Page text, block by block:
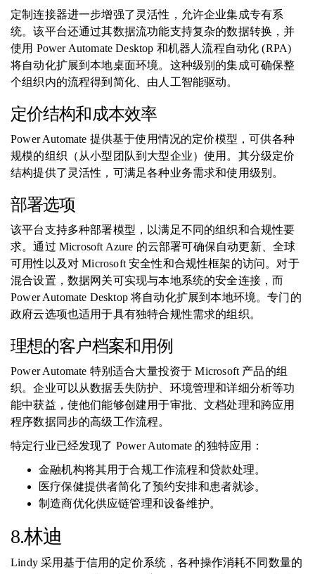
定制连接器进一步增强了灵活性，允许企业集成专有系
统。该平台还通过其数据流功能支持复杂的数据转换，并
使用 Power Automate Desktop 和机器人流程自动化 (RPA)
将自动化扩展到本地桌面环境。这种级别的集成可确保整
个组织内的流程得到简化、由人工智能驱动。
定价结构和成本效率
Power Automate 提供基于使用情况的定价模型，可供各种
规模的组织（从小型团队到大型企业）使用。其分级定价
结构提供了灵活性，可满足各种业务需求和使用级别。
部署选项
该平台支持多种部署模型，以满足不同的组织和合规性要
求。通过 Microsoft Azure 的云部署可确保自动更新、全球
可用性以及对 Microsoft 安全性和合规性框架的访问。对于
混合设置，数据网关可实现与本地系统的安全连接，而
Power Automate Desktop 将自动化扩展到本地环境。专门的
政府云选项也适用于具有独特合规性需求的组织。
理想的客户档案和用例
Power Automate 特别适合大量投资于 Microsoft 产品的组
织。企业可以从数据丢失防护、环境管理和详细分析等功
能中获益，使他们能够创建用于审批、文档处理和跨应用
程序数据同步的高级工作流程。
特定行业已经发现了 Power Automate 的独特应用：
金融机构将其用于合规工作流程和贷款处理。
医疗保健提供者简化了预约安排和患者就诊。
制造商优化供应链管理和设备维护。
8.林迪
Lindy 采用基于信用的定价系统，各种操作消耗不同数量的